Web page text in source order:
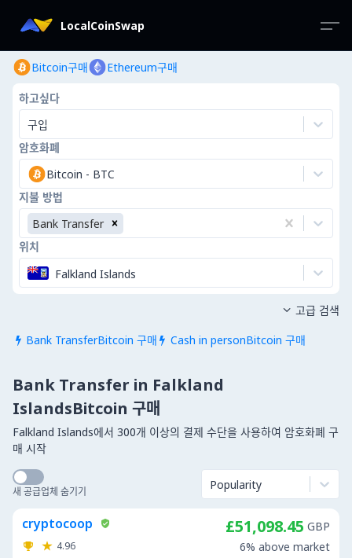
LocalCoinSwap
Bitcoin구매 Ethereum구매
하고싶다
구입
암호화폐
Bitcoin - BTC
지불 방법
Bank Transfer
위치
Falkland Islands
 Bank TransferBitcoin 구매  Cash in personBitcoin 구매
 고급 검색
Bank Transfer in Falkland
IslandsBitcoin 구매
Falkland Islands에서 300개 이상의 결제 수단을 사용하여 암호화폐 구
매 시작
새 공급업체 숨기기 Popularity
cryptocoop
4.96
£51,098.45 GBP
6% above market